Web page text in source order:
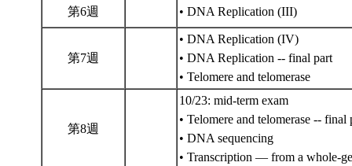
第6週 • DNA Replication (III)
第7週
• DNA Replication (IV)
• DNA Replication -- final part
• Telomere and telomerase
第8週
10/23: mid-term exam
• Telomere and telomerase -- final
• DNA sequencing
• Transcription — from a whole-